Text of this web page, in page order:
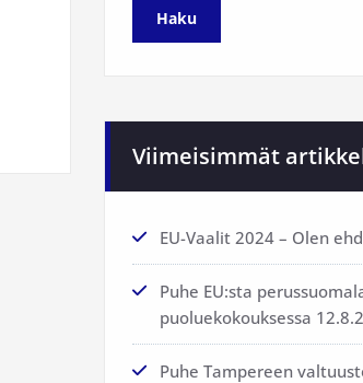
Viimeisimmät
EU-Vaalit 2024 – Olen
Puhe EU:sta
puoluekokouksessa
Puhe Tampereen